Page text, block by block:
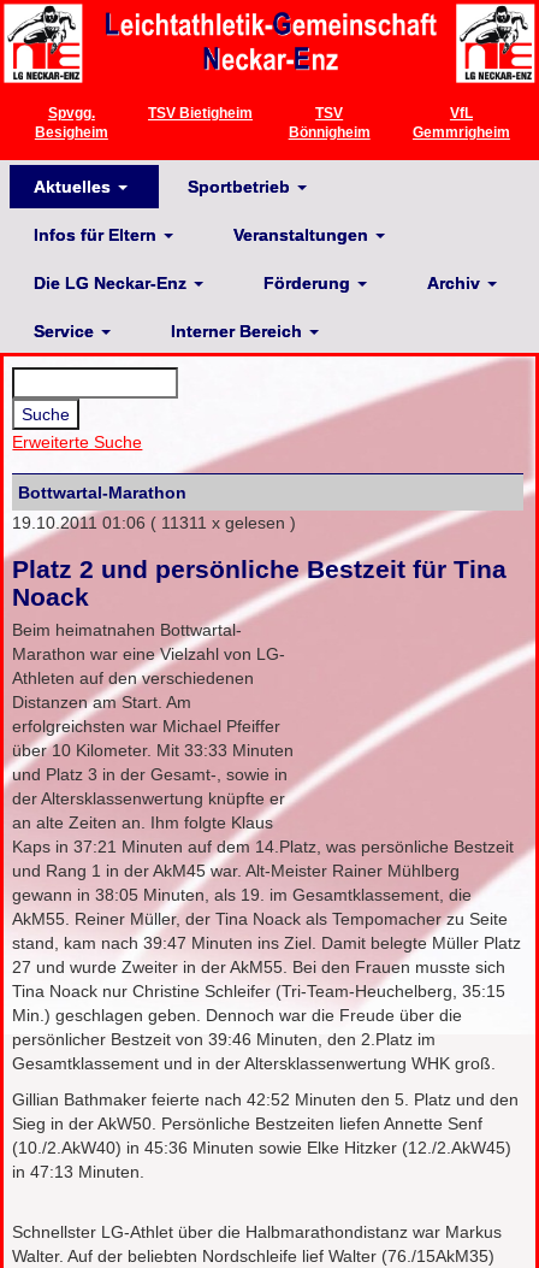
Spvgg.
Besigheim
TSV Bietigheim
TSV
Bönnigheim
VfL
Gemmrigheim
Aktuelles Sportbetrieb
Infos für Eltern Veranstaltungen
Die LG Neckar-Enz Förderung Archiv
Service Interner Bereich
Erweiterte Suche
Bottwartal-Marathon
19.10.2011 01:06 ( 11311 x gelesen )
Platz 2 und persönliche Bestzeit für Tina
Noack
Beim heimatnahen Bottwartal-
Marathon war eine Vielzahl von LG-
Athleten auf den verschiedenen
Distanzen am Start. Am
erfolgreichsten war Michael Pfeiffer
über 10 Kilometer. Mit 33:33 Minuten
und Platz 3 in der Gesamt-, sowie in
der Altersklassenwertung knüpfte er
an alte Zeiten an. Ihm folgte Klaus
Kaps in 37:21 Minuten auf dem 14.Platz, was persönliche Bestzeit
und Rang 1 in der AkM45 war. Alt-Meister Rainer Mühlberg
gewann in 38:05 Minuten, als 19. im Gesamtklassement, die
AkM55. Reiner Müller, der Tina Noack als Tempomacher zu Seite
stand, kam nach 39:47 Minuten ins Ziel. Damit belegte Müller Platz
27 und wurde Zweiter in der AkM55. Bei den Frauen musste sich
Tina Noack nur Christine Schleifer (Tri-Team-Heuchelberg, 35:15
Min.) geschlagen geben. Dennoch war die Freude über die
persönlicher Bestzeit von 39:46 Minuten, den 2.Platz im
Gesamtklassement und in der Altersklassenwertung WHK groß.
Gillian Bathmaker feierte nach 42:52 Minuten den 5. Platz und den
Sieg in der AkW50. Persönliche Bestzeiten liefen Annette Senf
(10./2.AkW40) in 45:36 Minuten sowie Elke Hitzker (12./2.AkW45)
in 47:13 Minuten.
Schnellster LG-Athlet über die Halbmarathondistanz war Markus
Walter. Auf der beliebten Nordschleife lief Walter (76./15AkM35)